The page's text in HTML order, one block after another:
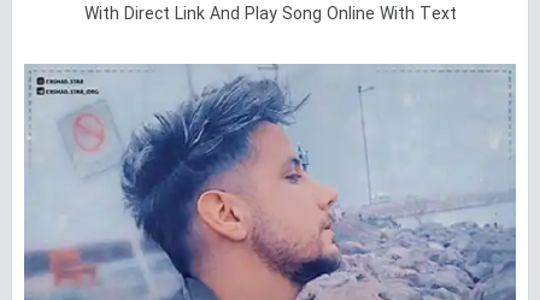
With Direct Link And Play Song Online With Text